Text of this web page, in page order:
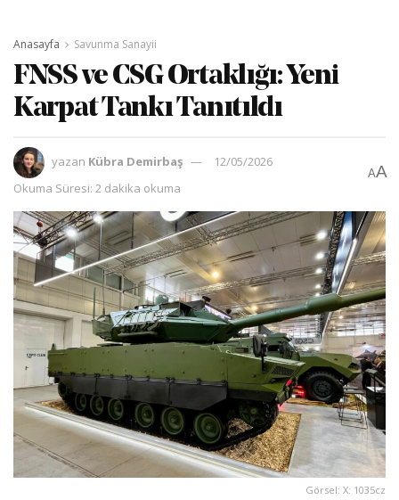
Anasayfa Savunma Sanayii
FNSS ve CSG Ortaklığı: Yeni
Karpat Tankı Tanıtıldı
yazan Kübra Demirbaş
12/05/2026
Okuma Süresi: 2 dakika okuma
AA
Görsel: X: 1035cz